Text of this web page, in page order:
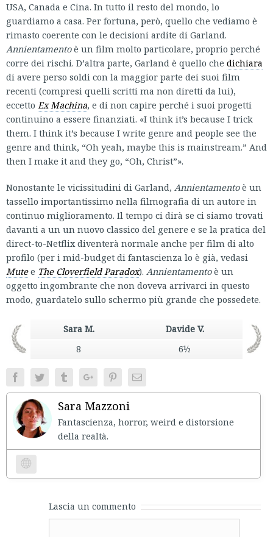
USA, Canada e Cina. In tutto il resto del mondo, lo
guardiamo a casa. Per fortuna, però, quello che vediamo è
rimasto coerente con le decisioni ardite di Garland.
Annientamentoè un film molto particolare, proprio perché
corre dei rischi. D’altra parte, Garland è quello che dichiara
di avere perso soldi con la maggior parte dei suoi film
recenti (compresi quelli scritti ma non diretti da lui),
eccetto Ex Machina, e di non capire perché i suoi progetti
continuino a essere finanziati. «I think it’s because I trick
them. I think it’s because I write genre and people see the
genre and think, “Oh yeah, maybe this is mainstream.” And
then I make it and they go, “Oh, Christ”».
Nonostante le vicissitudini di Garland, Annientamentoè un
tassello importantissimo nella filmografia di un autore in
continuo miglioramento. Il tempo ci dirà se ci siamo trovati
davanti a un un nuovo classico del genere e se la pratica del
direct-to-Netflix diventerà normale anche per film di alto
profilo (per i mid-budget di fantascienza lo è già, vedasi
Mutee The Cloverfield Paradox). Annientamentoè un
oggetto ingombrante che non doveva arrivarci in questo
modo, guardatelo sullo schermo più grande che possedete.
Sara M.
Davide V.
8
6½
FacebookTwitter TumblrGoogle+PinterestEmail
Sara Mazzoni
Fantascienza, horror, weird e distorsione
della realtà.
Website
Lascia un commento